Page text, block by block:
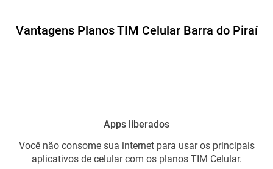
Vantagens Planos TIM Celular Barra do Piraí
Apps liberados
Você não consome sua internet para usar os principais
aplicativos de celular com os planos TIM Celular.